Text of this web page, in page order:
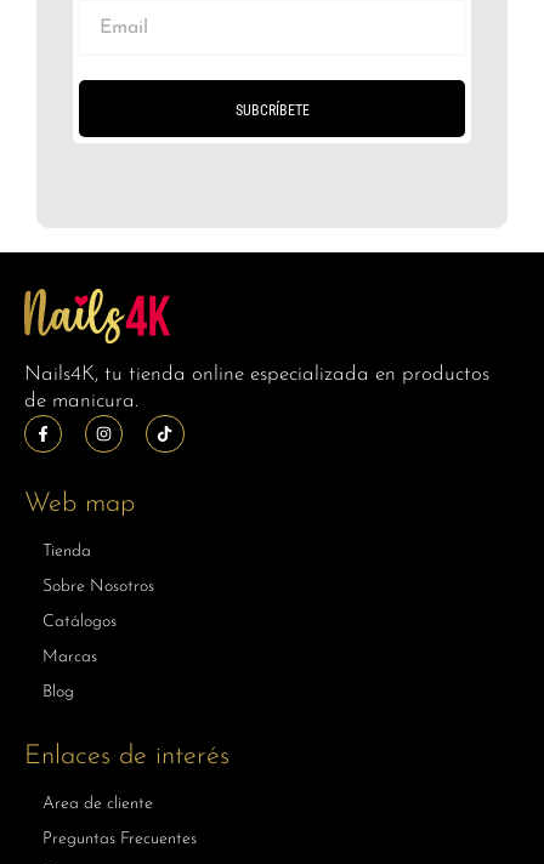
SUBCRÍBETE
Nails4K, tu tienda online especializada en productos
de manicura.
Web map
Tienda
Sobre Nosotros
Catálogos
Marcas
Blog
Enlaces de interés
Area de cliente
Preguntas Frecuentes